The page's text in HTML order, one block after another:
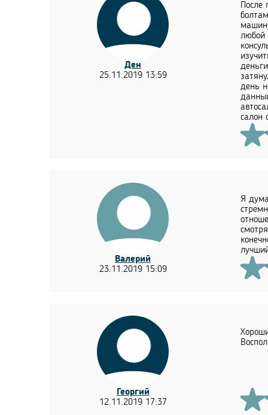
Ден
25.11.2019 13:59
любой
день
салон
Валерий
23.11.2019 15:09
Я
Георгий
12.11.2019 17:37